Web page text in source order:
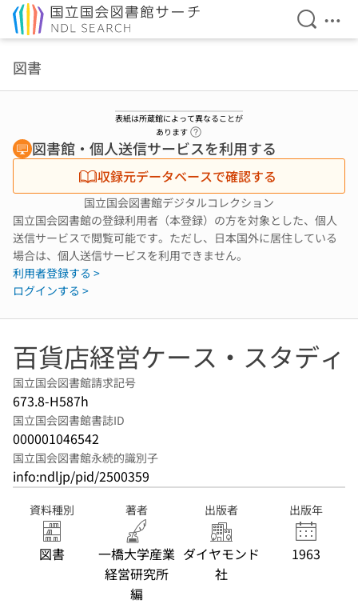
検索を
メ
図書
表紙は所蔵館によって異なることが
あります
図書館・個人送信サービスを利用する
収録元データベースで確認する
国立国会図書館デジタルコレクション
国立国会図書館の登録利用者（本登録）の方を対象とした、個人
送信サービスで閲覧可能です。ただし、日本国外に居住している
場合は、個人送信サービスを利用できません。
利用者登録する >
ログインする >
百貨店経営ケース・スタディ
国立国会図書館請求記号
673.8-H587h
国立国会図書館書誌ID
000001046542
国立国会図書館永続的識別子
info:ndljp/pid/2500359
資料種別
図書
著者
一橋大学産業
経営研究所
編
出版者
ダイヤモンド
社
出版年
1963